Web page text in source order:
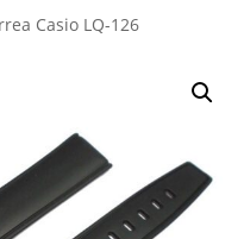
Casio LQ-126